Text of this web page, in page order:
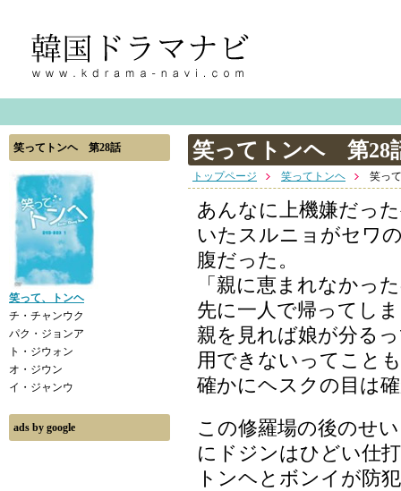
笑ってトンヘ 第28話
笑って、トンヘ
チ・チャンウク
パク・ジョンア
ト・ジウォン
オ・ジウン
イ・ジャンウ
ads by google
笑ってトンヘ 第28
トップページ 笑ってトンヘ 笑っ
あんなに上機嫌だっ
いたスルニョがセワ
腹だった。
「親に恵まれなかっ
先に一人で帰ってし
親を見れば娘が分る
用できないってこと
確かにヘスクの目は
この修羅場の後のせ
にドジンはひどい仕
トンヘとボンイが防